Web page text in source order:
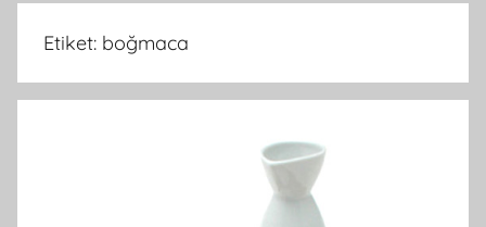
Etiket: boğmaca